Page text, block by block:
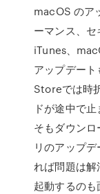
macOS のア
ーマンス、セ
iTunes、
アップデー
Storeでは時
ドが途中で
そもダウン
リのアップ
れば問題は
起動するの